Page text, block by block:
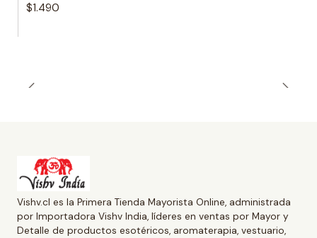
$1.490
Vishv.cl es la Primera Tienda Mayorista Online, administrada
por Importadora Vishv India, líderes en ventas por Mayor y
Detalle de productos esotéricos, aromaterapia, vestuario,